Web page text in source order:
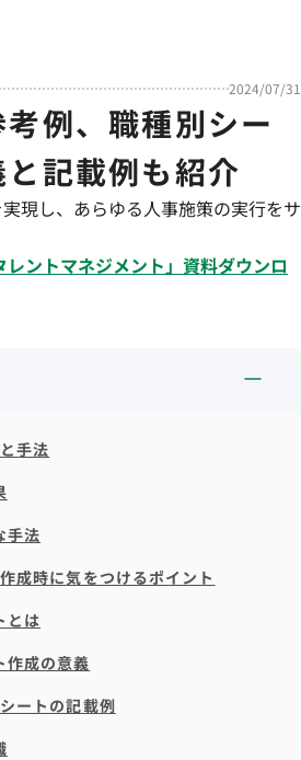
2024/07/31
例、職種別シー
と記載例も紹介
現し、あらゆる人事施策の実行をサ
レントマネジメント」資料ダウンロ
手法
手法
成時に気をつけるポイント
とは
作成の意義
ートの記載例